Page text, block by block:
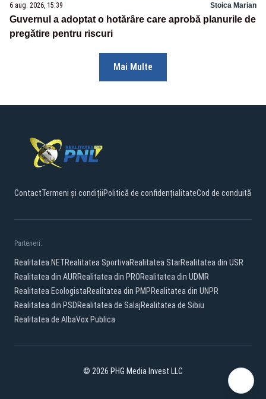
6 aug. 2026, 15:39 Stoica Marian
Guvernul a adoptat o hotărâre care aprobă planurile de
pregătire pentru riscuri
Mai Multe
ContactTermeni și condițiiPolitică de confidențialitateCod de conduită
Parteneri:
Realitatea.NETRealitatea SportivaRealitatea StarRealitatea din USR
Realitatea din AURRealitatea din PRORealitatea din UDMR
Realitatea EcologistaRealitatea din PMPRealitatea din UNPR
Realitatea din PSDRealitatea de SalajRealitatea de Sibiu
Realitatea de AlbaVox Publica
© 2026 PHG Media Invest LLC